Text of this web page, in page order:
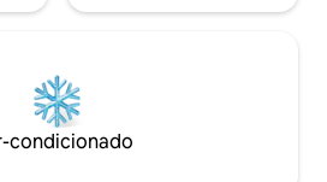
condicionado